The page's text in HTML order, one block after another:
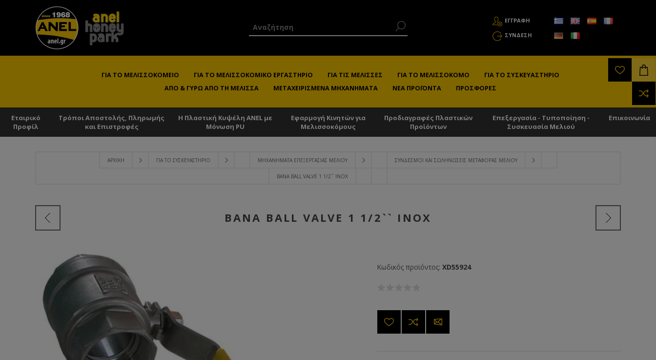
ΕΓΓΡΑΦΗ
ΣΎΝΔΕΣΗ
ΓΙΑ ΤΟ ΜΕΛΙΣΣΟΚΟΜΕΊΟ ΓΙΑ ΤΟ ΜΕΛΙΣΣΟΚΟΜΙΚΌ ΕΡΓΑΣΤΉΡΙΟ ΓΙΑ ΤΙΣ ΜΈΛΙΣΣΕΣ ΓΙΑ ΤΟ ΜΕΛΙΣΣΟΚΌΜΟ
ΓΙΑ ΤΟ ΣΥΣΚΕΥΑΣΤΉΡΙΟ
ΑΠΌ & ΓΎΡΩ ΑΠΌ ΤΗ ΜΈΛΙΣΣΑ
ΜΕΤΑΧΕΙΡΙΣΜΈΝΑ ΜΗΧΑΝΉΜΑΤΑ ΝΈΑ ΠΡΟΪΌΝΤΑ ΠΡΟΣΦΟΡΈΣ
Εταιρικό
Προφίλ
Τρόποι Αποστολής, Πληρωμής
και Επιστροφές
Η Πλαστική Κυψέλη ANEL με
Μόνωση PU
Εφαρμογή Κινητών για
Μελισσοκόμους
Προδιαγραφές Πλαστικών
Προϊόντων
Επεξεργασία - Τυποποίηση -
Συσκευασία Μελιού
Επικοινωνία
ΑΡΧΙΚΉ ΓΙΑ ΤΟ ΣΥΣΚΕΥΑΣΤΉΡΙΟ ΜΗΧΑΝΉΜΑΤΑ ΕΠΕΞΕΡΓΑΣΊΑΣ ΜΕΛΙΟΎ ΣΎΝΔΕΣΜΟΙ ΚΑΙ ΣΩΛΗΝΏΣΕΙΣ ΜΕΤΑΦΟΡΆΣ ΜΕΛΙΟΎ
ΒΆΝΑ BALL VALVE 1 1/2`` ΙΝΟΧ
ΒΆΝΑ BALL VALVE 1 1/2`` ΙΝΟΧ
Κωδικός προϊόντος: XD55924